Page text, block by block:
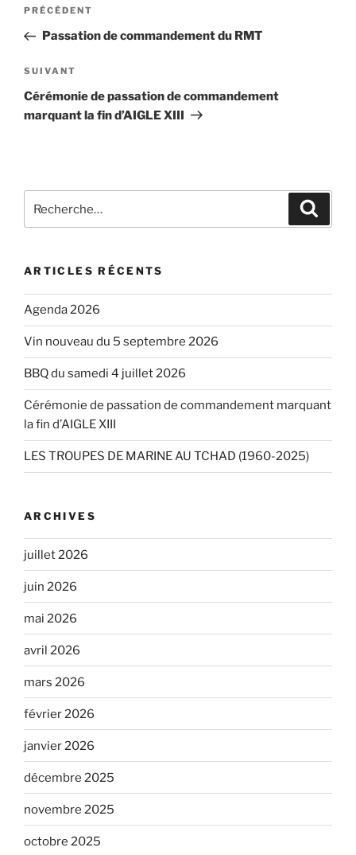
l’article
Article
précédent
PRÉCÉDENT
Passation de commandement du RMT
Article
suivant
SUIVANT
Cérémonie de passation de commandement
marquant la fin d’AIGLE XIII
pour
ARTICLES RÉCENTS
Agenda 2026
Vin nouveau du 5 septembre 2026
BBQ du samedi 4 juillet 2026
Cérémonie de passation de commandement marquant
la fin d’AIGLE XIII
LES TROUPES DE MARINE AU TCHAD (1960-2025)
ARCHIVES
juillet 2026
juin 2026
mai 2026
avril 2026
mars 2026
février 2026
janvier 2026
décembre 2025
novembre 2025
octobre 2025